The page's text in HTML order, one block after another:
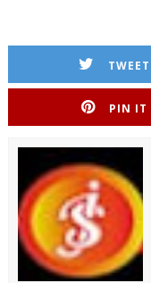
TWEET
PIN IT